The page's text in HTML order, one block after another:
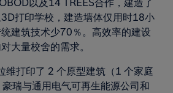
以及14 TREES合作，建造了
打印学校，建造墙体仅用时18小
建筑技术少70％。高效率的建设
大量校舍的需求。
维打印了 2 个原型建筑（1 个家庭
瑞与通用电气可再生能源公司和